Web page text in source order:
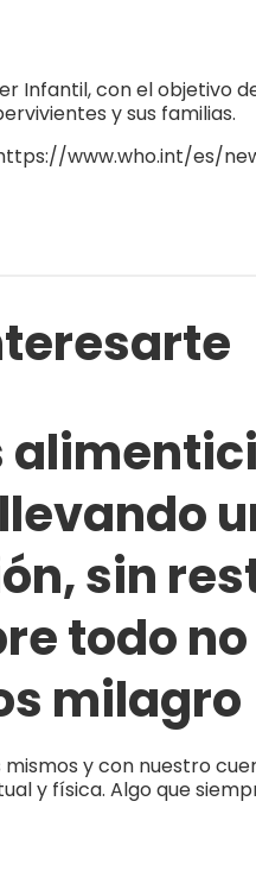
Infantil, con el objetivo
y sus familias.
www.who.int/es/
sin
todo
milagro
y con nuestro
y física. Algo que